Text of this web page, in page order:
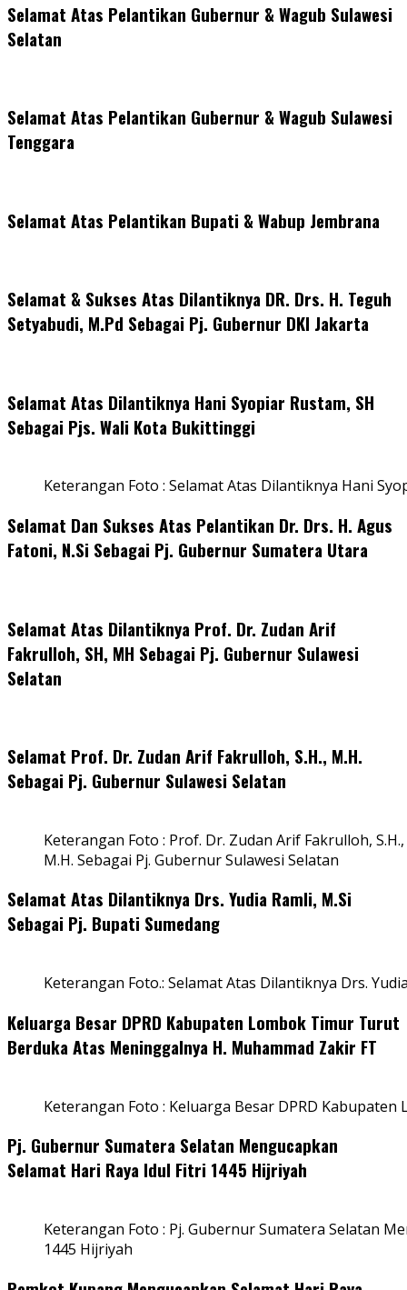
Selamat Atas Pelantikan Gubernur & Wagub Sulawesi
Selatan
Selamat Atas Pelantikan Gubernur & Wagub Sulawesi
Tenggara
Selamat Atas Pelantikan Bupati & Wabup Jembrana
Selamat & Sukses Atas Dilantiknya DR. Drs. H. Teguh
Setyabudi, M.Pd Sebagai Pj. Gubernur DKI Jakarta
Selamat Atas Dilantiknya Hani Syopiar Rustam, SH
Sebagai Pjs. Wali Kota Bukittinggi
Keterangan Foto : Selamat Atas Dilantiknya Hani
Selamat Dan Sukses Atas Pelantikan Dr. Drs. H. Agus
Fatoni, N.Si Sebagai Pj. Gubernur Sumatera Utara
Selamat Atas Dilantiknya Prof. Dr. Zudan Arif
Fakrulloh, SH, MH Sebagai Pj. Gubernur Sulawesi
Selatan
Selamat Prof. Dr. Zudan Arif Fakrulloh, S.H., M.H.
Sebagai Pj. Gubernur Sulawesi Selatan
Keterangan Foto : Prof. Dr. Zudan Arif Fakrulloh, S.H.,
M.H. Sebagai Pj. Gubernur Sulawesi Selatan
Selamat Atas Dilantiknya Drs. Yudia Ramli, M.Si
Sebagai Pj. Bupati Sumedang
Keterangan Foto.: Selamat Atas Dilantiknya Drs.
Keluarga Besar DPRD Kabupaten Lombok Timur Turut
Berduka Atas Meninggalnya H. Muhammad Zakir FT
Keterangan Foto : Keluarga Besar DPRD
Pj. Gubernur Sumatera Selatan Mengucapkan
Selamat Hari Raya Idul Fitri 1445 Hijriyah
Keterangan Foto : Pj. Gubernur Sumatera Selatan
1445 Hijriyah